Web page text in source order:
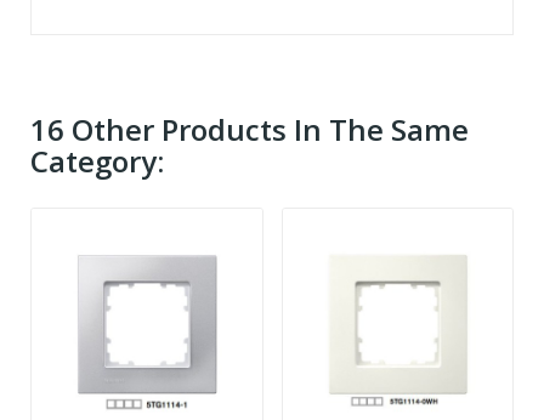
16 Other Products In The Same
Category: